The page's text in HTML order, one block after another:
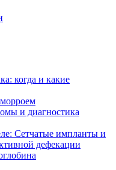
когда и какие
и диагностика
Сетчатые импланты и
дефекации